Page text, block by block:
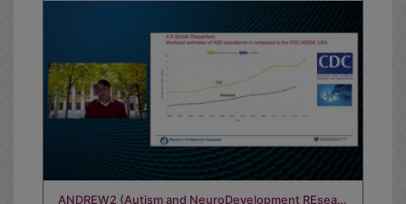
ANDREW2 (Autism and NeuroDevelopment REsea…